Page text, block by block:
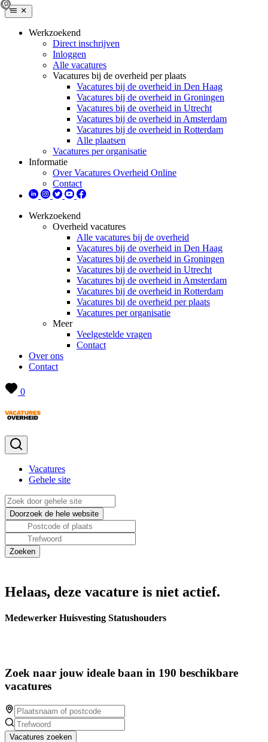
Werkzoekend
Direct inschrijven
Inloggen
Alle vacatures
Vacatures bij de overheid per plaats
Vacatures bij de overheid in Den Haag
Vacatures bij de overheid in Groningen
Vacatures bij de overheid in Utrecht
Vacatures bij de overheid in Amsterdam
Vacatures bij de overheid in Rotterdam
Alle plaatsen
Vacatures per organisatie
Informatie
Over Vacatures Overheid Online
Contact
Werkzoekend
Overheid vacatures
Alle vacatures bij de overheid
Vacatures bij de overheid in Den Haag
Vacatures bij de overheid in Groningen
Vacatures bij de overheid in Utrecht
Vacatures bij de overheid in Amsterdam
Vacatures bij de overheid in Rotterdam
Vacatures bij de overheid per plaats
Vacatures per organisatie
Meer
Veelgestelde vragen
Contact
Over ons
Contact
0
Vacatures
Gehele site
Helaas, deze vacature is niet actief.
Medewerker Huisvesting Statushouders
Zoek naar jouw ideale baan in 190 beschikbare
vacatures
Vacatures zoeken